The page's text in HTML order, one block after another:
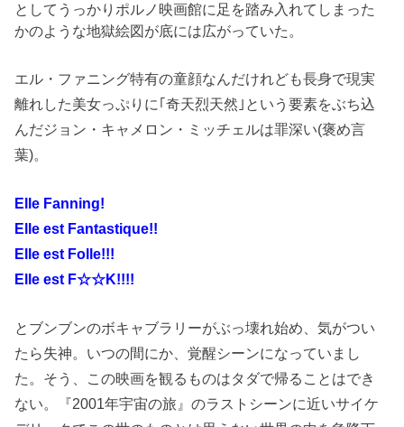
としてうっかりポルノ映画館に足を踏み入れてしまった
かのような地獄絵図が底には広がっていた。
エル・ファニング特有の童顔なんだけれども長身で現実
離れした美女っぷりに｢奇天烈天然｣という要素をぶち込
んだジョン・キャメロン・ミッチェルは罪深い(褒め言
葉)。
Elle Fanning!
Elle est Fantastique!!
Elle est Folle!!!
Elle est F☆☆K!!!!
とブンブンのボキャブラリーがぶっ壊れ始め、気がつい
たら失神。いつの間にか、覚醒シーンになっていまし
た。そう、この映画を観るものはタダで帰ることはでき
ない。『2001年宇宙の旅』のラストシーンに近いサイケ